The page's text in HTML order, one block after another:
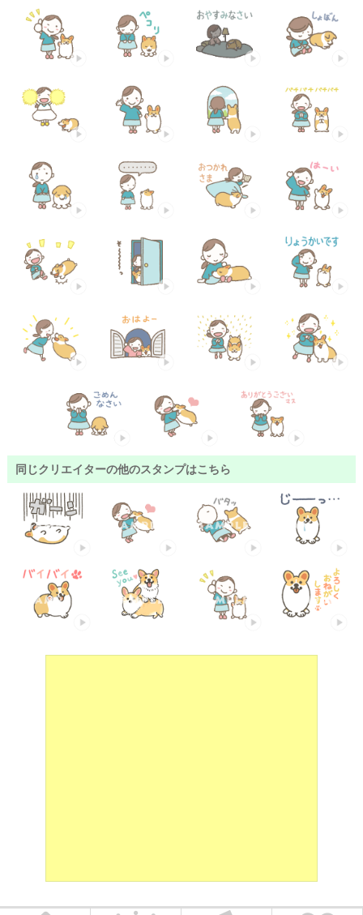
同じクリエイターの他のスタンプはこちら